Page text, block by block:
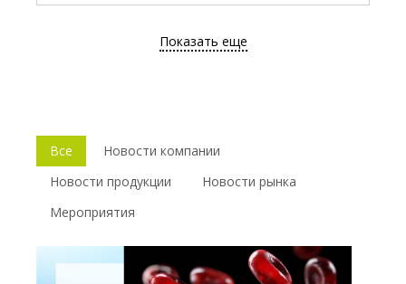
Показать еще
Все
Новости компании
Новости продукции
Новости рынка
Мероприятия